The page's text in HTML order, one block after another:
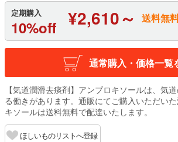
定期購入
10%off ¥2,610～ 送料無
通常購入・価格一覧
【気道潤滑去痰剤】アンブロキソールは、気
る働きがあります。通販にてご購入いただい
キソールは送料無料で配達いたします。
ほしいものリストへ登録